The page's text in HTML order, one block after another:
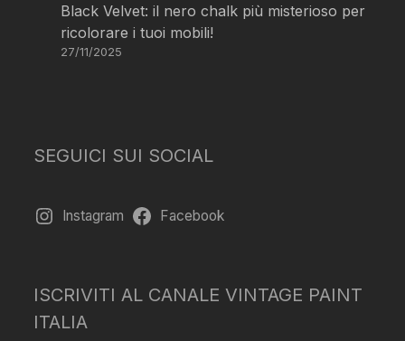
Black Velvet: il nero chalk più misterioso per
ricolorare i tuoi mobili!
27/11/2025
SEGUICI SUI SOCIAL
Instagram Facebook
ISCRIVITI AL CANALE VINTAGE PAINT
ITALIA